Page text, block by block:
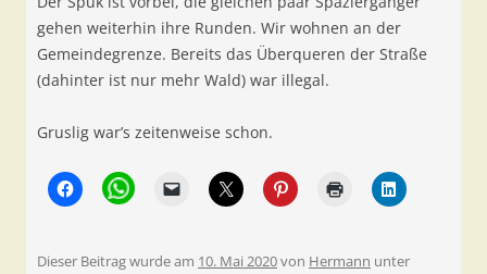
gehen weiterhin ihre Runden. Wir wohnen an der
Gemeindegrenze. Bereits das Überqueren der Straße
(dahinter ist nur mehr Wald) war illegal.
Gruslig war’s zeitenweise schon.
Dieser Beitrag wurde am 10. Mai 2020von Hermann unter